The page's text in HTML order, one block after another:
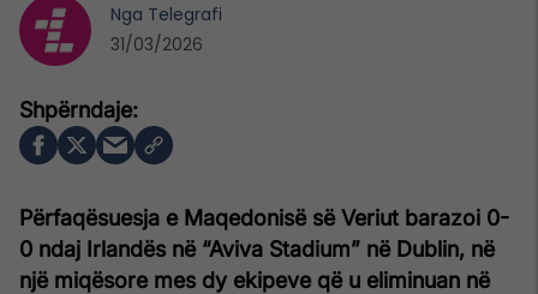
Përfaqësuesja e Maqedonisë së Veriut barazoi 0-
0 ndaj Irlandës në “Aviva Stadium” në Dublin, në
një miqësore mes dy ekipeve që u eliminuan në
Nga Telegrafi
31/03/2026